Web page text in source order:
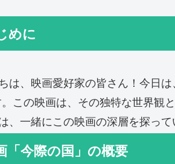
めに
は、映画愛好家の皆さん！今日
。この映画は、その独特な世界観
、一緒にこの映画の深層を探って
「今際の国」の概要